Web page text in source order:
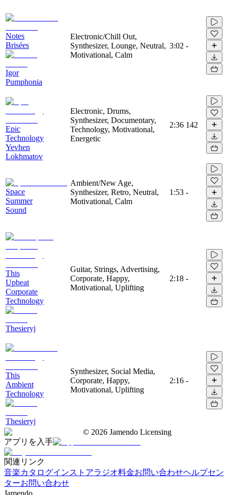
Notes
Brisées
Igor
Pumphonia
Electronic/Chill Out,
Synthesizer, Lounge, Neutral,
Motivational, Calm
3:02 -
Epic
Technology
Yevhen
Lokhmatov
Electronic, Drums,
Synthesizer, Documentary,
Technology, Motivational,
Energetic
2:36 142
Space
Summer
Sound
Ambient/New Age,
Synthesizer, Retro, Neutral,
Motivational, Calm
1:53 -
This
Upbeat
Corporate
Technology
Thesieryj
Guitar, Strings, Advertising,
Corporate, Happy,
Motivational, Uplifting
2:18 -
This
Ambient
Technology
Thesieryj
Synthesizer, Social Media,
Corporate, Happy,
Motivational, Uplifting
2:16 -
© 2026 Jamendo Licensing
アプリを入手
関連リンク
音楽カタログインストアラジオ料金お問い合わせヘルプセン
ターお問い合わせ
Jamendo